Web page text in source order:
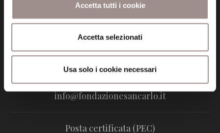
Accetta tutti i cookie
Accetta selezionati
Usa solo i cookie necessari
Via San Carlo 5
41121 Modena (MO)
P.I. 00641060363
tel. 059.421211
info@fondazionesancarlo.it
Posta certificata (PEC)